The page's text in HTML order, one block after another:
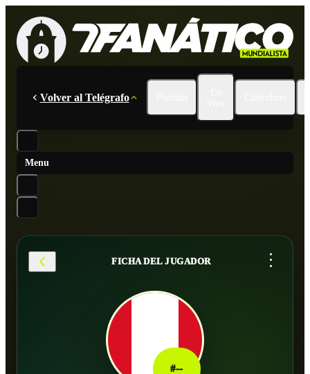
Volver al Telégrafo
Menu
FICHA DEL JUGADOR ...
#--